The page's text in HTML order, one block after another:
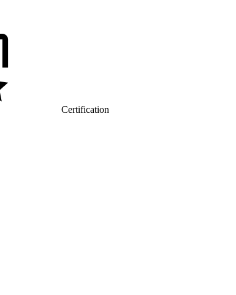
Certification